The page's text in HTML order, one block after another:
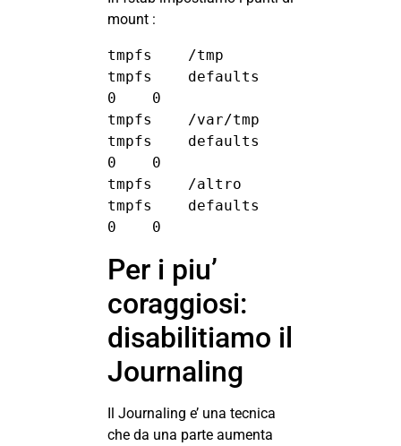
mount :
tmpfs    /tmp
tmpfs    defaults
0    0
tmpfs    /var/tmp
tmpfs    defaults
0    0
tmpfs    /altro
tmpfs    defaults
0    0
Per i piu’
coraggiosi:
disabilitiamo il
Journaling
Il Journaling e’ una tecnica
che da una parte aumenta